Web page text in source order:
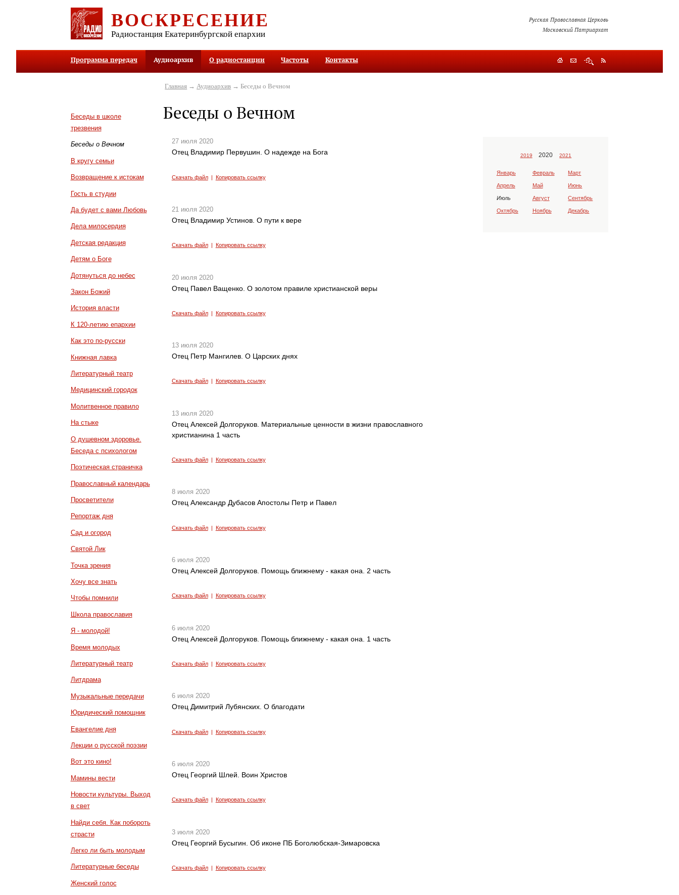
ВОСКРЕСЕНИЕ
Радиостанция Екатеринбургской епархии
Русская Православная Церковь
Московский Патриархат
Программа передач Аудиоархив О радиостанции Частоты Контакты
Беседы в школе
трезвения
Беседы о Вечном
В кругу семьи
Возвращение к истокам
Гость в студии
Да будет с вами Любовь
Дела милосердия
Детская редакция
Детям о Боге
Дотянуться до небес
Закон Божий
История власти
К 120-летию епархии
Как это по-русски
Книжная лавка
Литературный театр
Медицинский городок
Молитвенное правило
На стыке
О душевном здоровье.
Беседа с психологом
Поэтическая страничка
Православный календарь
Просветители
Репортаж дня
Сад и огород
Святой Лик
Точка зрения
Хочу все знать
Чтобы помнили
Школа православия
Я - молодой!
Время молодых
Литературный театр
Литдрама
Музыкальные передачи
Юридический помощник
Евангелие дня
Лекции о русской поэзии
Вот это кино!
Мамины вести
Новости культуры. Выход
в свет
Найди себя. Как побороть
страсти
Легко ли быть молодым
Литературные беседы
Женский голос
Главная → Аудиоархив → Беседы о Вечном
Беседы о Вечном
27 июля 2020
Отец Владимир Первушин. О надежде на Бога
Скачать файл| Копировать ссылку
21 июля 2020
Отец Владимир Устинов. О пути к вере
Скачать файл| Копировать ссылку
20 июля 2020
Отец Павел Ващенко. О золотом правиле христианской веры
Скачать файл| Копировать ссылку
13 июля 2020
Отец Петр Мангилев. О Царских днях
Скачать файл| Копировать ссылку
13 июля 2020
Отец Алексей Долгоруков. Материальные ценности в жизни православного
христианина 1 часть
Скачать файл| Копировать ссылку
8 июля 2020
Отец Александр Дубасов Апостолы Петр и Павел
Скачать файл| Копировать ссылку
6 июля 2020
Отец Алексей Долгоруков. Помощь ближнему - какая она. 2 часть
Скачать файл| Копировать ссылку
6 июля 2020
Отец Алексей Долгоруков. Помощь ближнему - какая она. 1 часть
Скачать файл| Копировать ссылку
6 июля 2020
Отец Димитрий Лубянских. О благодати
Скачать файл| Копировать ссылку
6 июля 2020
Отец Георгий Шлей. Воин Христов
Скачать файл| Копировать ссылку
3 июля 2020
Отец Георгий Бусыгин. Об иконе ПБ Боголюбская-Зимаровска
Скачать файл| Копировать ссылку
2019 2020 2021
Январь Февраль Март
Апрель Май Июнь
Июль Август Сентябрь
Октябрь Ноябрь Декабрь